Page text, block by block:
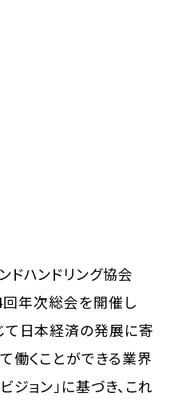
ハンドリング協会
回年次総会を開催し
て日本経済の発展に寄
働くことができる業界
ジョン」に基づき、これ